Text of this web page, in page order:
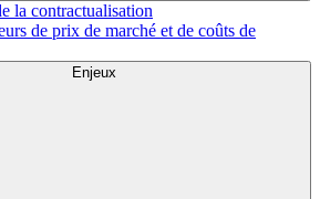
la contractualisation
de prix de marché et de coûts de
Enjeux